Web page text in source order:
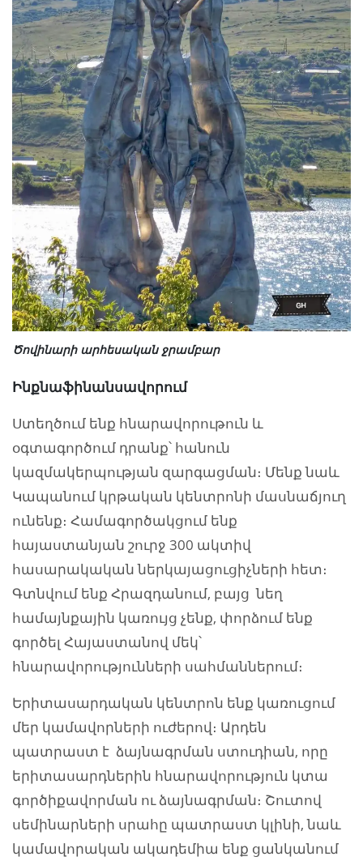
Ծովինարի արհեսական ջրամբար
Ինքնաֆինանսավորում
Ստեղծում ենք հնարավորութուն և
օգտագործում դրանք՝ հանուն
կազմակերպության զարգացման։ Մենք նաև
Կապանում կրթական կենտրոնի մասնաճյուղ
ունենք։ Համագործակցում ենք
հայաստանյան շուրջ 300 ակտիվ
հասարակական ներկայացուցիչների հետ։
Գտնվում ենք Հրազդանում, բայց նեղ
համայնքային կառույց չենք, փորձում ենք
գործել Հայաստանով մեկ՝
հնարավորությունների սահմաններում։
Երիտասարդական կենտրոն ենք կառուցում
մեր կամավորների ուժերով։ Արդեն
պատրաստ է ձայնագրման ստուդիան, որը
երիտասարդներին հնարավորություն կտա
գործիքավորման ու ձայնագրման։ Շուտով
սեմինարների սրահը պատրաստ կլինի, նաև
կամավորական ակադեմիա ենք ցանկանում